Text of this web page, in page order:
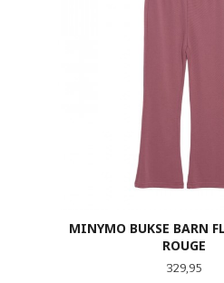
MINYMO BUKSE BARN
ROUGE
Pris
329,95